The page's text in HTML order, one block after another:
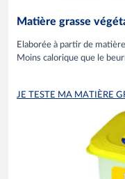
Matière grasse
Elaborée à partir de
Moins calorique que le
JE TESTE MA MATIÈRE